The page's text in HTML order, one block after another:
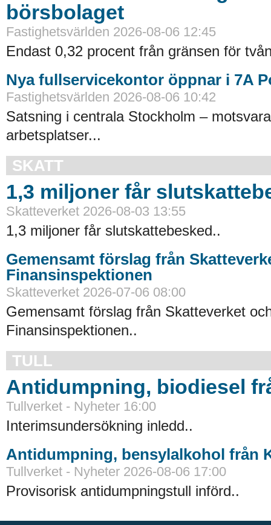
börsbolaget
Fastighetsvärlden 2026-08-06 12:45
Endast 0,32 procent från gränsen för
Nya fullservicekontor öppnar i 7A
Fastighetsvärlden 2026-08-06 10:42
Satsning i centrala Stockholm –
arbetsplatser...
SKATT
1,3 miljoner får
Skatteverket 2026-08-03 13:55
1,3 miljoner får slutskattebesked..
Gemensamt förslag från
Finansinspektionen
Skatteverket 2026-07-06 08:00
Gemensamt förslag från Skatteverket
Finansinspektionen..
TULL
Antidumpning, biodiesel
Tullverket - Nyheter 16:00
Interimsundersökning inledd..
Antidumpning, bensylalkohol från
Tullverket - Nyheter 2026-08-06 17:00
Provisorisk antidumpningstull införd..